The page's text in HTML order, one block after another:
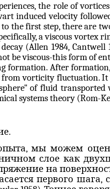
the role of
induced velocity
the first step, there are
a viscous
(Allen 1984,
be viscous-this form of
formation. After
fromvorticityfluctuation. It
of fluid
systems theory (Rom-
мы можем
слое как
на
первого